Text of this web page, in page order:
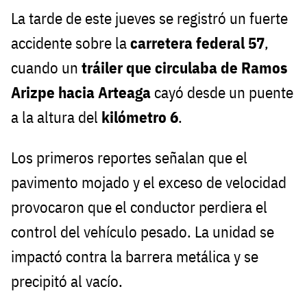
La tarde de este jueves se registró un fuerte
accidente sobre lacarretera federal 57,
cuando un tráiler que circulaba de Ramos
Arizpe hacia Arteaga cayó desde un puente
a la altura del kilómetro 6.
Los primeros reportes señalan que el
pavimento mojado y el exceso de velocidad
provocaron que el conductor perdiera el
control del vehículo pesado. La unidad se
impactó contra la barrera metálica y se
precipitó al vacío.